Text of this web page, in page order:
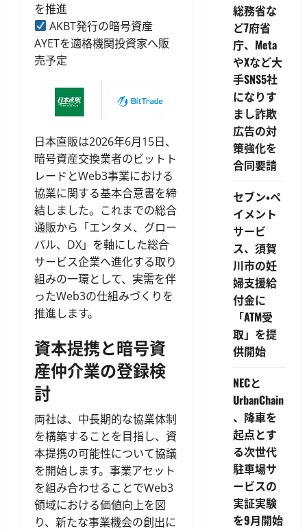
を推進
AKBT発行の暗号資産
AYETを適格機関投資家へ販
売予定
日本直販は2026年6月15日、
暗号資産交換業者のビットト
レードとWeb3事業における
協業に関する基本合意書を締
結しました。これまでの総合
通販から「エンタメ、グロー
バル、DX」を軸にした総合
サービス企業へ進化する取り
組みの一環として、実需を伴
ったWeb3の仕組みづくりを
推進します。
資本提携と暗号資
産仲介業の登録検
討
両社は、中長期的な協業体制
を構築することを目指し、資
本提携の可能性について協議
を開始します。事業アセット
を組み合わせることでWeb3
領域における価値向上を図
り、新たな事業機会の創出に
総務省な
ど7府省
庁、Meta
やXなど大
手SNS5社
になりす
まし詐欺
広告の対
策強化を
合同要請
セブン・ペ
イメント
サービ
ス、須賀
川市の妊
婦支援給
付金に
「ATM受
取」を提
供開始
NECと
UrbanChain
、降車を
起点とす
る次世代
駐車場サ
ービスの
実証実験
を9月開始